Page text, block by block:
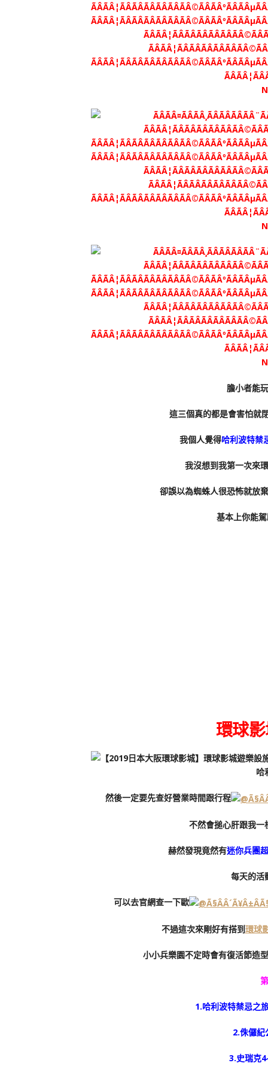
膽小者能
這三個真的都是會害怕就
我個人覺得哈利波特禁
我沒想到我第一次來
卻誤以為蜘蛛人很恐怖就放
基本上你能
環球
然後一定要先查好營業時間跟行程
不然會搥心肝跟我一
赫然發現竟然有迷你兵團
每天的活
可以去官網查一下歐
不過這次來剛好有搭到環球
小小兵樂園不定時會有復活節造
1.哈利波特禁忌之
2.侏儸紀
3.史瑞克